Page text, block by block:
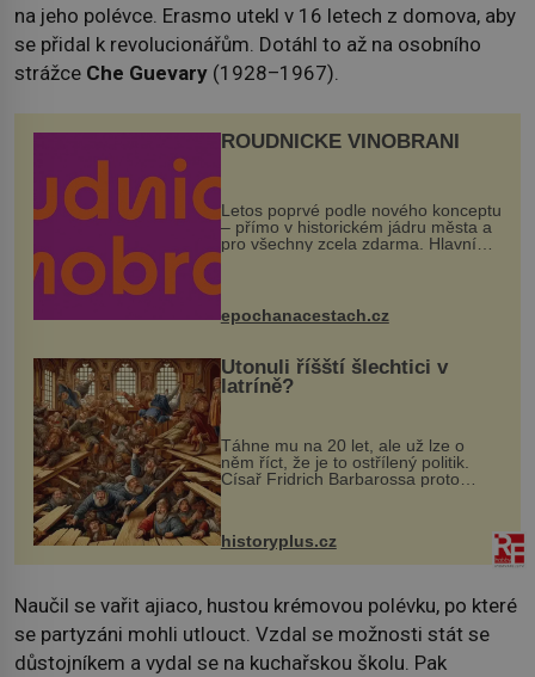
na jeho polévce. Erasmo utekl v 16 letech z domova, aby
se přidal k revolucionářům. Dotáhl to až na osobního
strážce Che Guevary (1928–1967).
ROUDNICKÉ VINOBRANÍ
Letos poprvé podle nového konceptu
– přímo v historickém jádru města a
pro všechny zcela zdarma. Hlavní
program se odehraje na Karlově a
mohou těšit na víno, burčák, pes...
epochanacestach.cz
Utonuli říšští šlechtici v
latríně?
Táhne mu na 20 let, ale už lze o
něm říct, že je to ostřílený politik.
Císař Fridrich Barbarossa proto
posílá svého syna a dědice Jindřicha
VI. do Erfurtu, aby se stal
prostředníkem při řešení sporu m...
historyplus.cz
Naučil se vařit ajiaco, hustou krémovou polévku, po které
se partyzáni mohli utlouct. Vzdal se možnosti stát se
důstojníkem a vydal se na kuchařskou školu. Pak